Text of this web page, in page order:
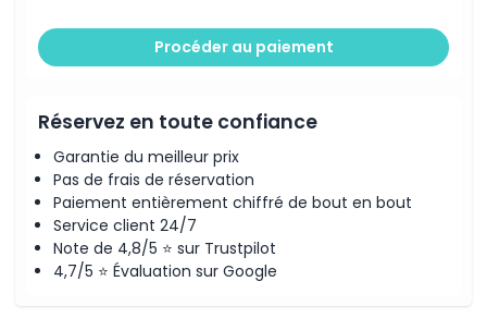
Procéder au paiement
Réservez en toute confiance
Garantie du meilleur prix
Pas de frais de réservation
Paiement entièrement chiffré de bout en bout
Service client 24/7
Note de 4,8/5 ⭐ sur Trustpilot
4,7/5 ⭐ Évaluation sur Google